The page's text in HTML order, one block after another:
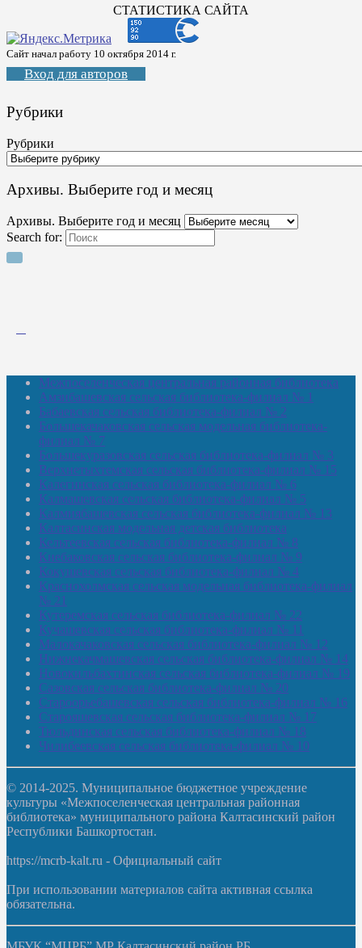
СТАТИСТИКА САЙТА
Сайт начал работу 10 октября 2014 г.
Вход для авторов
Рубрики
Рубрики
Архивы. Выберите год и месяц
Архивы. Выберите год и месяц
Search for:
Межпоселенческая центральная районная библиотека
Амзибашевская сельская библиотека-филиал № 1
Бабаевская сельская библиотека-филиал № 2
Большекачаковская сельская модельная библиотека-
филиал № 7
Большекуразовская сельская библиотека-филиал № 3
Верхнетыхтемская сельская библиотека-филиал № 15
Калегинская сельская библиотека-филиал № 6
Калмашевская сельская библиотека-филиал № 5
Калмиябашевская сельская библиотека-филиал № 13
Калтасинская модельная детская библиотека
Кельтеевская сельская библиотека-филиал № 8
Киебаковская сельская библиотека-филиал № 9
Кокушевская сельская библиотека-филиал № 4
Краснохолмская сельская модельная библиотека-филиал
№ 21
Кутеремская сельская библиотека-филиал № 22
Кучашевская сельская библиотека-филиал № 11
Малокачаковская сельская библиотека-филиал № 12
Нижнекачмашевская сельская библиотека-филиал № 14
Новокильбахтинская сельская библиотека-филиал № 19
Сазовская сельская библиотека-филиал № 20
Староорьебашевская сельская библиотека-филиал № 16
Старояшевская сельская библиотека-филиал № 17
Тюльдинская сельская библиотека-филиал № 18
Чилибеевская сельская библиотека-филиал № 10
© 2014-2025. Муниципальное бюджетное учреждение
культуры «Межпоселенческая центральная районная
библиотека» муниципального района Калтасинский район
Республики Башкортостан.
https://mcrb-kalt.ru - Официальный сайт
При использовании материалов сайта активная ссылка
обязательна.